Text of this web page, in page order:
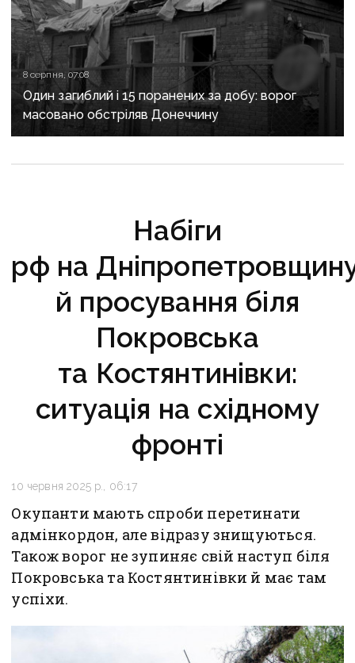
8 серпня, 07:08
Один загиблий і 15 поранених за добу: ворог
масовано обстріляв Донеччину
Набіги
рф на
й просування біля
Покровська
та Костянтинівки:
ситуація на східному
фронті
10 червня 2025 р., 06:17
Окупанти мають спроби перетинати
адмінкордон, але відразу знищуються.
Також ворог не зупиняє свій наступ біля
Покровська та Костянтинівки й має там
успіхи.